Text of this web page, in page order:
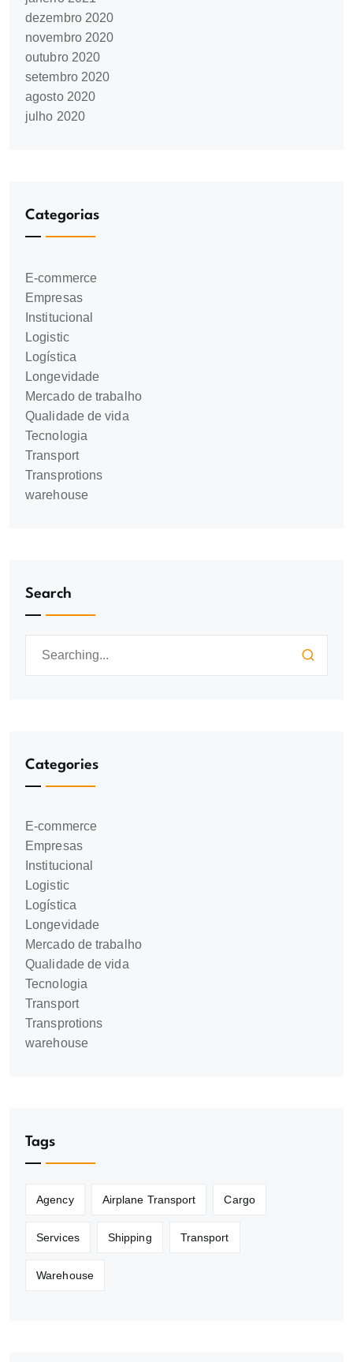
dezembro 2020
novembro 2020
outubro 2020
setembro 2020
agosto 2020
julho 2020
Categorias
E-commerce
Empresas
Institucional
Logistic
Logística
Longevidade
Mercado de trabalho
Qualidade de vida
Tecnologia
Transport
Transprotions
warehouse
Search
Categories
E-commerce
Empresas
Institucional
Logistic
Logística
Longevidade
Mercado de trabalho
Qualidade de vida
Tecnologia
Transport
Transprotions
warehouse
Tags
Agency Airplane Transport Cargo
Services Shipping Transport
Warehouse